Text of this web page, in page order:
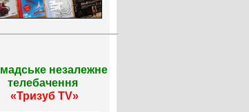
незалежне
телебачення
«Тризуб TV»